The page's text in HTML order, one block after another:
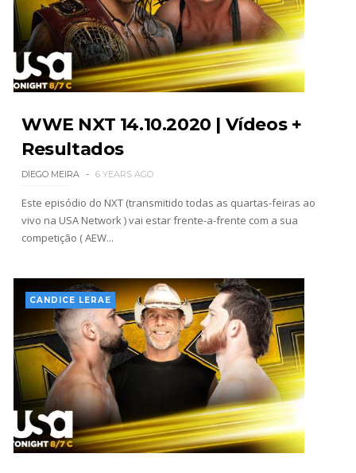
VIOLÊNCIA DESMEDIDA NO RAW: Jacob Fatu
destrói Royce Keys em Street Fight e troca
gestos tensos com Roman Reigns
Unknown-Aug 05 2026
RESPEITO E ALIANÇA NO RAW: Chad Gable e
Penta superam armadilhas de Dominik Mysterio
e JD McDonagh
DOMÍNIO E PERTURBAÇÃO NO RAW: Bron
e confusão fora do ringue
Unknown-Aug 05 2026
NOVA ERA NO RAW: Oba Femi reflete sobre
guerra com Brock Lesnar e deixa aviso a todo o
balneário da WWE
Unknown-Aug 05 2026
TENSÃO E REGRESSOS IMPACTANTES NO RAW:
WWE NXT 14.10.2020 | Vídeos +
Resultados
DIEGO MEIRA 6 YEARS AGO
Este episódio do NXT (transmitido todas as quartas-feiras ao
vivo na USA Network ) vai estar frente-a-frente com a sua
competição ( AEW...
CANDICE LERAE